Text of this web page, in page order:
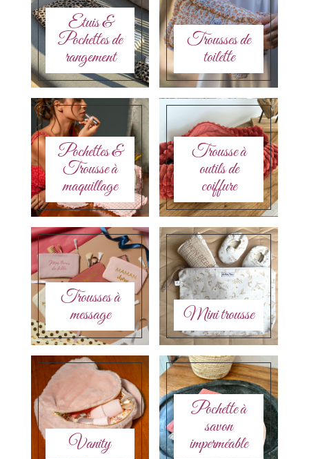
Etuis &
Pochettes de
rangement
Trousses de
toilette
Pochettes &
Trousse à
maquillage
Trousse à
outils de
coiffure
Trousses à
message
Mini trousse
Vanity
Pochette à
savon
imperméable